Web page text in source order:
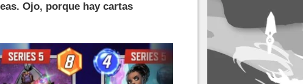
Ojo, porque hay cartas